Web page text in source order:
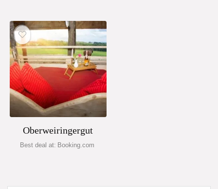
Oberweiringergut
Best deal at: booking.com